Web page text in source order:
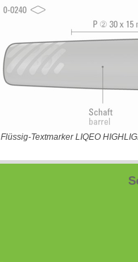
Textmarker LIQEO